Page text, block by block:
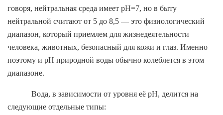
говоря, нейтральная среда имеет pH=7, но в быту
нейтральной считают от 5 до 8,5 — это физиологический
диапазон, который приемлем для жизнедеятельности
человека, животных, безопасный для кожи и глаз. Именно
поэтому и pH природной воды обычно колеблется в этом
диапазоне.
Вода, в зависимости от уровня её рН, делится на
следующие отдельные типы: